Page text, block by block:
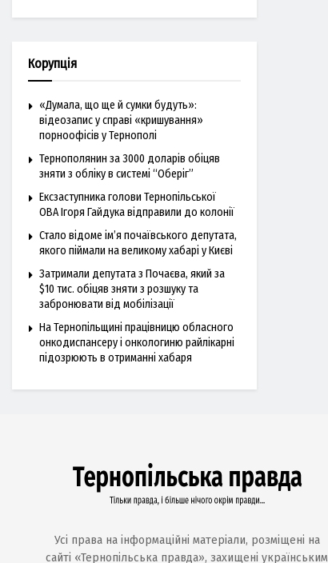
Корупція
«Думала, що ще й сумки будуть»:
відеозапис у справі «кришування»
порноофісів у Тернополі
Тернополянин за 3000 доларів обіцяв
зняти з обліку в системі “Оберіг”
Ексзаступника голови Тернопільської
ОВА Ігоря Гайдука відправили до колонії
Стало відоме ім’я почаївського депутата,
якого піймали на великому хабарі у Києві
Затримали депутата з Почаєва, який за
$10 тис. обіцяв зняти з розшуку та
забронювати від мобілізації
На Тернопільщині працівницю обласного
онкодиспансеру і онкологиню райлікарні
підозрюють в отриманні хабаря
Усі права на інформаційні матеріали, розміщені на
сайті «Тернопільська правда», захищені українським